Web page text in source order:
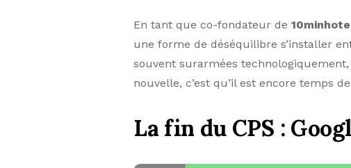
En tant que co-fondateur de
une forme de déséquilibre s’installer
souvent surarmées
nouvelle, c’est qu’il est encore temps
La fin du CPS :